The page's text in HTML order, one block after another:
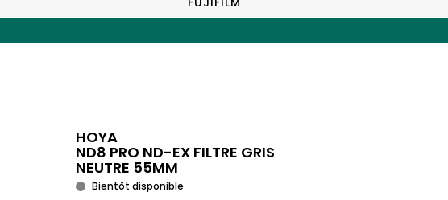
HOYA
ND8 PRO ND-EX FILTRE GRIS
NEUTRE 55MM
Bientôt disponible